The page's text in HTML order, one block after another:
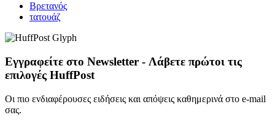
Βρετανός
τατουάζ
Εγγραφείτε στο Newsletter - Λάβετε πρώτοι τις
επιλογές HuffPost
Οι πιο ενδιαφέρουσες ειδήσεις και απόψεις καθημερινά στο e-mail
σας.